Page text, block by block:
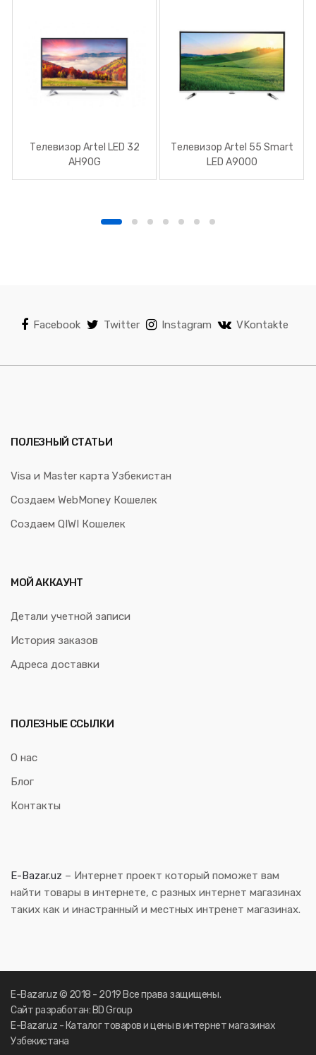
Телевизор Artel LED 32
AH90G
Телевизор Artel 55 Smart
LED A9000
Facebook Twitter Instagram VKontakte
ПОЛЕЗНЫЙ СТАТЬИ
Visa и Master карта Узбекистан
Создаем WebMoney Кошелек
Создаем QIWI Кошелек
МОЙ АККАУНТ
Детали учетной записи
История заказов
Адреса доставки
ПОЛЕЗНЫЕ ССЫЛКИ
О нас
Блог
Контакты
E-Bazar.uz – Интернет проект который поможет вам
найти товары в интернете, с разных интернет магазинах
таких как и инастранный и местных интренет магазинах.
E-Bazar.uz © 2018 - 2019 Все права защищены.
Сайт разработан: BD Group
E-Bazar.uz - Каталог товаров и цены в интернет магазинах
Узбекистана